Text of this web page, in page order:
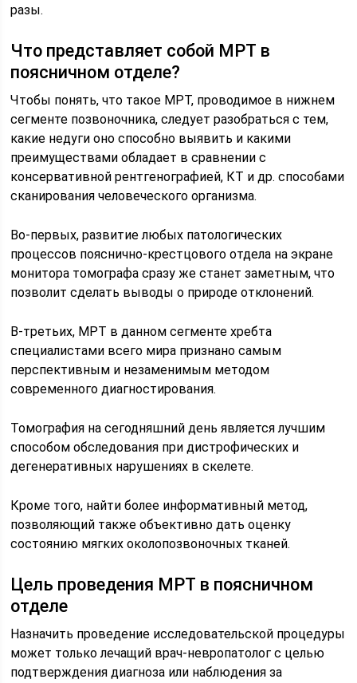
разы.
Что представляет собой МРТ в
поясничном отделе?
Чтобы понять, что такое МРТ, проводимое в нижнем
сегменте позвоночника, следует разобраться с тем,
какие недуги оно способно выявить и какими
преимуществами обладает в сравнении с
консервативной рентгенографией, КТ и др. способами
сканирования человеческого организма.
Во-первых, развитие любых патологических
процессов пояснично-крестцового отдела на экране
монитора томографа сразу же станет заметным, что
позволит сделать выводы о природе отклонений.
В-третьих, МРТ в данном сегменте хребта
специалистами всего мира признано самым
перспективным и незаменимым методом
современного диагностирования.
Томография на сегодняшний день является лучшим
способом обследования при дистрофических и
дегенеративных нарушениях в скелете.
Кроме того, найти более информативный метод,
позволяющий также объективно дать оценку
состоянию мягких околопозвоночных тканей.
Цель проведения МРТ в поясничном
отделе
Назначить проведение исследовательской процедуры
может только лечащий врач-невропатолог с целью
подтверждения диагноза или наблюдения за